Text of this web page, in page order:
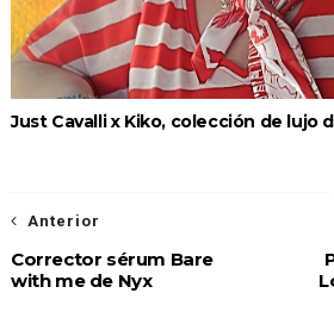
Just Cavalli x Kiko, colección de lujo
Anterior
Corrector sérum Bare
with me de Nyx